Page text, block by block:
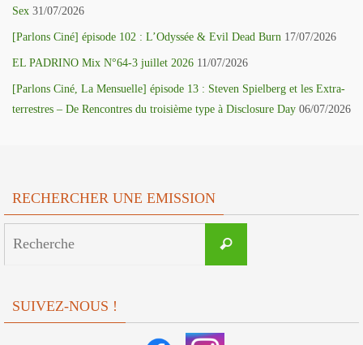
Sex 31/07/2026
[Parlons Ciné] épisode 102 : L’Odyssée & Evil Dead Burn 17/07/2026
EL PADRINO Mix N°64-3 juillet 2026 11/07/2026
[Parlons Ciné, La Mensuelle] épisode 13 : Steven Spielberg et les Extra-
terrestres – De Rencontres du troisième type à Disclosure Day 06/07/2026
RECHERCHER UNE EMISSION
Recherche
SUIVEZ-NOUS !